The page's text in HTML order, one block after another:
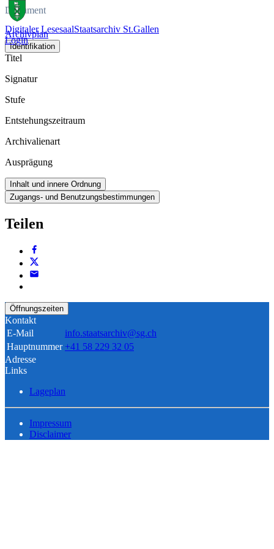
Digitaler LesesaalStaatsarchiv St.Gallen
Login
Dokument
Archivplan
Identifikation
Titel
Signatur
Stufe
Entstehungszeitraum
Archivalienart
Ausprägung
Inhalt und innere Ordnung
Zugangs- und Benutzungsbestimmungen
Teilen
Öffnungszeiten
Kontakt
E-Mail
info.staatsarchiv@sg.ch
Hauptnummer +41 58 229 32 05
Adresse
Links
Lageplan
Impressum
Disclaimer